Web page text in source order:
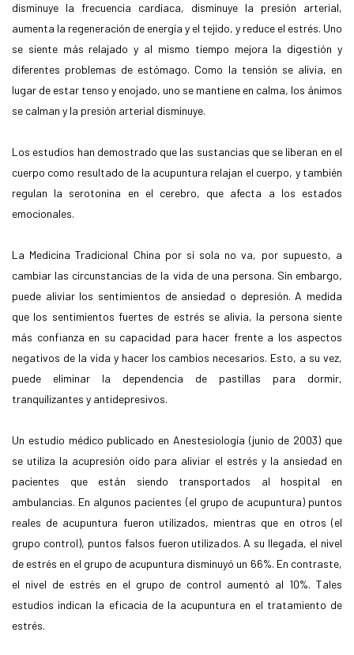
disminuye la frecuencia cardiaca, disminuye la presión arterial,
aumenta la regeneración de energía y el tejido, y reduce el estrés. Uno
se siente más relajado y al mismo tiempo mejora la digestión y
diferentes problemas de estómago. Como la tensión se alivia, en
lugar de estar tenso y enojado, uno se mantiene en calma, los ánimos
se calman y la presión arterial disminuye.
Los estudios han demostrado que las sustancias que se liberan en el
cuerpo como resultado de la acupuntura relajan el cuerpo, y también
regulan la serotonina en el cerebro, que afecta a los estados
emocionales.
La Medicina Tradicional China por sí sola no va, por supuesto, a
cambiar las circunstancias de la vida de una persona. Sin embargo,
puede aliviar los sentimientos de ansiedad o depresión. A medida
que los sentimientos fuertes de estrés se alivia, la persona siente
más confianza en su capacidad para hacer frente a los aspectos
negativos de la vida y hacer los cambios necesarios. Esto, a su vez,
puede eliminar la dependencia de pastillas para dormir,
tranquilizantes y antidepresivos.
Un estudio médico publicado en Anestesiología (junio de 2003) que
se utiliza la acupresión oído para aliviar el estrés y la ansiedad en
pacientes que están siendo transportados al hospital en
ambulancias. En algunos pacientes (el grupo de acupuntura) puntos
reales de acupuntura fueron utilizados, mientras que en otros (el
grupo control), puntos falsos fueron utilizados. A su llegada, el nivel
de estrés en el grupo de acupuntura disminuyó un 66%. En contraste,
el nivel de estrés en el grupo de control aumentó al 10%. Tales
estudios indican la eficacia de la acupuntura en el tratamiento de
estrés.